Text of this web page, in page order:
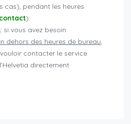
cas), pendant les heures
contact).
: si vous avez besoin
dehors des heures de bureau,
contacter le service
directement